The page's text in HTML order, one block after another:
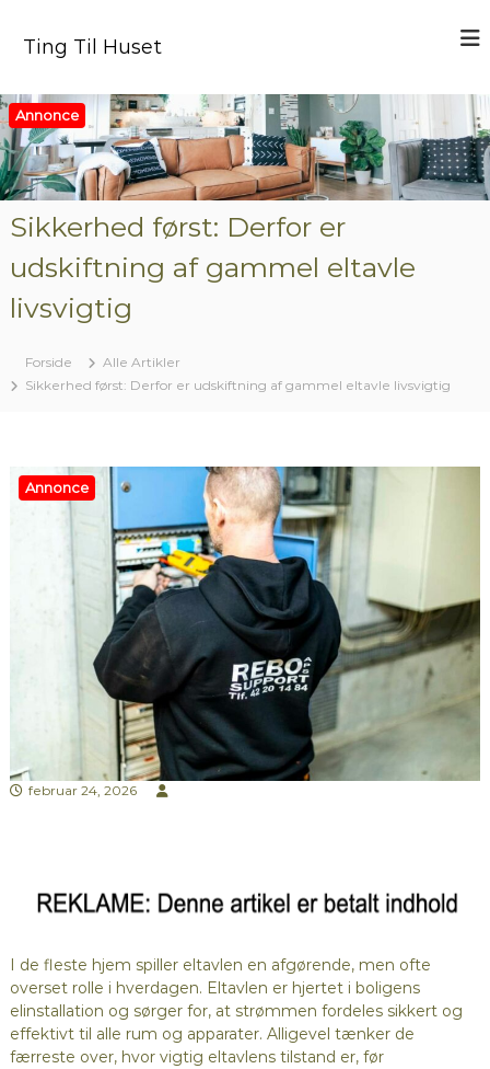
r
e
t
i
l
Ting Til Huset
Annonce
Sikkerhed først: Derfor er
udskiftning af gammel eltavle
livsvigtig
Forside
Alle Artikler
Sikkerhed først: Derfor er udskiftning af gammel eltavle livsvigtig
Annonce
februar 24, 2026
I de fleste hjem spiller eltavlen en afgørende, men ofte
overset rolle i hverdagen. Eltavlen er hjertet i boligens
elinstallation og sørger for, at strømmen fordeles sikkert og
effektivt til alle rum og apparater. Alligevel tænker de
færreste over, hvor vigtig eltavlens tilstand er, før